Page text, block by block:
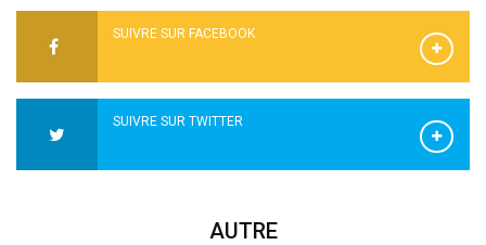
SUIVRE SUR FACEBOOK
SUIVRE SUR TWITTER
AUTRE